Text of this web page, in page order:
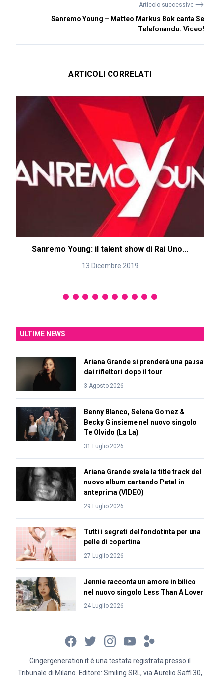
Articolo successivo ⟶
Sanremo Young – Matteo Markus Bok canta Se
Telefonando. Video!
ARTICOLI CORRELATI
Sanremo Young: il talent show di Rai Uno...
13 Dicembre 2019
ULTIME NEWS
Ariana Grande si prenderà una pausa
dai riflettori dopo il tour
3 Agosto 2026
Benny Blanco, Selena Gomez &
Becky G insieme nel nuovo singolo
Te Olvido (La La)
31 Luglio 2026
Ariana Grande svela la title track del
nuovo album cantando Petal in
anteprima (VIDEO)
29 Luglio 2026
Tutti i segreti del fondotinta per una
pelle di copertina
27 Luglio 2026
Jennie racconta un amore in bilico
nel nuovo singolo Less Than A Lover
24 Luglio 2026
Gingergeneration.it è una testata registrata presso il
Tribunale di Milano. Editore: Smiling SRL, via Aurelio Saffi 30,